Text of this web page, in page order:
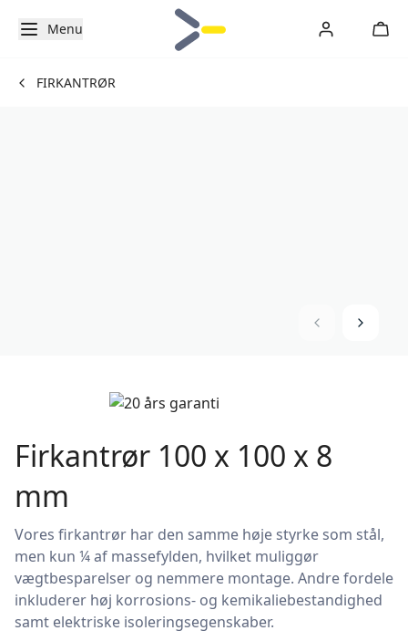
Menu
FIRKANTRØR
Firkantrør 100 x 100 x 8
mm
Vores firkantrør har den samme høje styrke som stål,
men kun ¼ af massefylden, hvilket muliggør
vægtbesparelser og nemmere montage. Andre fordele
inkluderer høj korrosions- og kemikaliebestandighed
samt elektriske isoleringsegenskaber.